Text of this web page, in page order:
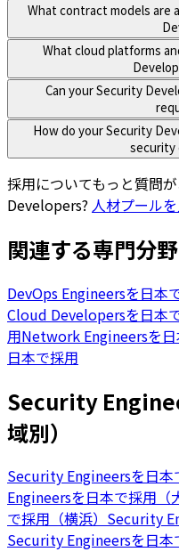
What contract models are
What cloud platforms
Can your Security
How do your Security
security
採用についてもっと質問
Developers? 人材プール
関連する専門分野
DevOps Engineersを日本
Cloud Developersを日本
用Network Engineersを
日本で採用
Security
域別）
Security Engineersを日本
Engineersを日本で採用（
で採用（横浜） Security
Security Engineersを日本